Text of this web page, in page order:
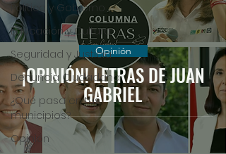
Política y Gobierno
Educación y Cultura
Seguridad y Justicia
Denuncia Ciudadana
¿Qué pasa en tus
municipios?
Opinión
¡OPINIÓN! LETRAS DE JUAN
GABRIEL
Opinión